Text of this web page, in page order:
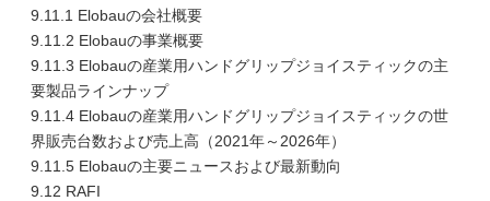
9.11.1 Elobauの会社概要
9.11.2 Elobauの事業概要
9.11.3 Elobauの産業用ハンドグリップジョイスティックの主
要製品ラインナップ
9.11.4 Elobauの産業用ハンドグリップジョイスティックの世
界販売台数および売上高（2021年～2026年）
9.11.5 Elobauの主要ニュースおよび最新動向
9.12 RAFI